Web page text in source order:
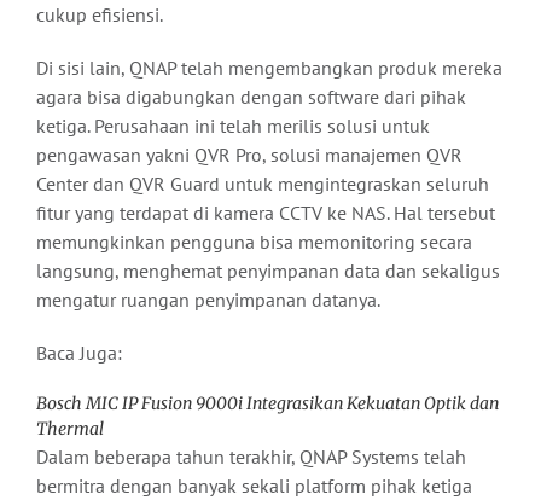
cukup efisiensi.
Di sisi lain, QNAP telah mengembangkan produk mereka
agara bisa digabungkan dengan software dari pihak
ketiga. Perusahaan ini telah merilis solusi untuk
pengawasan yakni QVR Pro, solusi manajemen QVR
Center dan QVR Guard untuk mengintegraskan seluruh
fitur yang terdapat di kamera CCTV ke NAS. Hal tersebut
memungkinkan pengguna bisa memonitoring secara
langsung, menghemat penyimpanan data dan sekaligus
mengatur ruangan penyimpanan datanya.
Baca Juga:
Bosch MIC IP Fusion 9000i Integrasikan Kekuatan Optik dan
Thermal
Dalam beberapa tahun terakhir, QNAP Systems telah
bermitra dengan banyak sekali platform pihak ketiga